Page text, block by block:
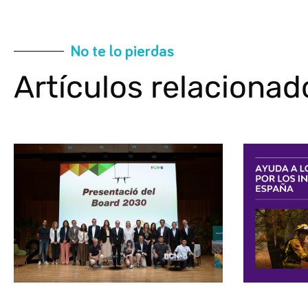
No te lo pierdas
Artículos